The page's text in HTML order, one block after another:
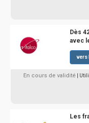
Dès
avec
vers
En cours de validité |
Les